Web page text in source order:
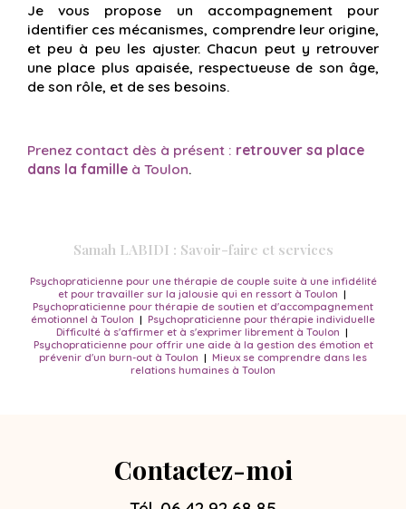
Je vous propose un accompagnement pour
identifier ces mécanismes, comprendre leur origine,
et peu à peu les ajuster. Chacun peut y retrouver
une place plus apaisée, respectueuse de son âge,
de son rôle, et de ses besoins.
Prenez contact dès à présent : retrouver sa place
dans la famille à Toulon.
Samah LABIDI : Savoir-faire et services
Psychopraticienne pour une thérapie de couple suite à une infidélité
et pour travailler sur la jalousie qui en ressort à Toulon |
Psychopraticienne pour thérapie de soutien et d'accompagnement
émotionnel à Toulon | Psychopraticienne pour thérapie individuelle
Difficulté à s'affirmer et à s'exprimer librement à Toulon |
Psychopraticienne pour offrir une aide à la gestion des émotion et
prévenir d'un burn-out à Toulon | Mieux se comprendre dans les
relations humaines à Toulon
Contactez-moi